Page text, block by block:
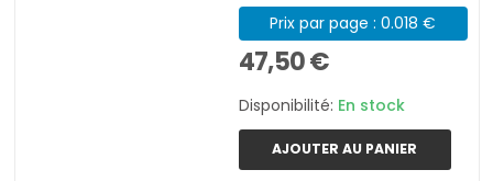
Prix par page : 0.018 €
47,50 €
Disponibilité: En stock
AJOUTER AU PANIER